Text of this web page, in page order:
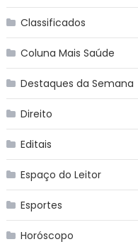
Classificados
Coluna Mais Saúde
Destaques da Semana
Direito
Editais
Espaço do Leitor
Esportes
Horóscopo